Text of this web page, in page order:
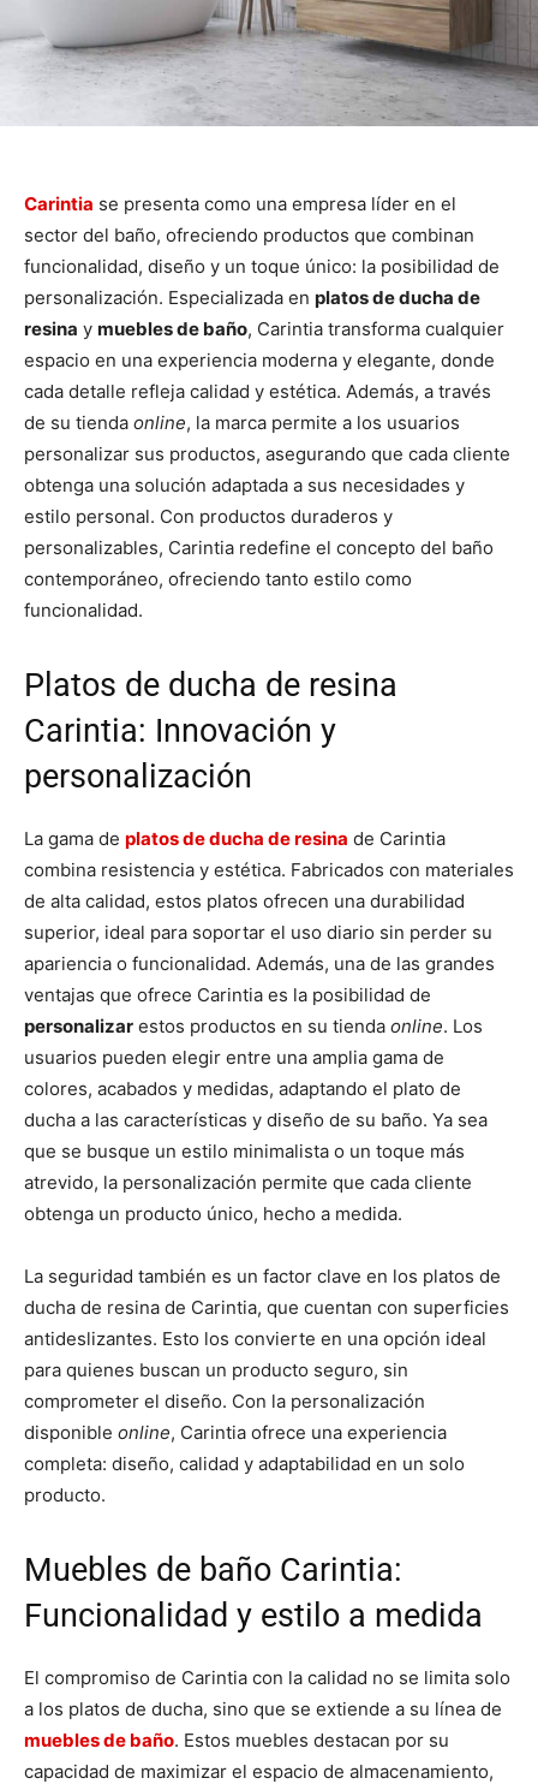
Carintia se presenta como una empresa líder en el
sector del baño, ofreciendo productos que combinan
funcionalidad, diseño y un toque único: la posibilidad de
personalización. Especializada en platos de ducha de
resina y muebles de baño, Carintia transforma cualquier
espacio en una experiencia moderna y elegante, donde
cada detalle refleja calidad y estética. Además, a través
de su tienda online, la marca permite a los usuarios
personalizar sus productos, asegurando que cada cliente
obtenga una solución adaptada a sus necesidades y
estilo personal. Con productos duraderos y
personalizables, Carintia redefine el concepto del baño
contemporáneo, ofreciendo tanto estilo como
funcionalidad.
Platos de ducha de resina
Carintia: Innovación y
personalización
La gama de platos de ducha de resina de Carintia
combina resistencia y estética. Fabricados con materiales
de alta calidad, estos platos ofrecen una durabilidad
superior, ideal para soportar el uso diario sin perder su
apariencia o funcionalidad. Además, una de las grandes
ventajas que ofrece Carintia es la posibilidad de
personalizar estos productos en su tienda online. Los
usuarios pueden elegir entre una amplia gama de
colores, acabados y medidas, adaptando el plato de
ducha a las características y diseño de su baño. Ya sea
que se busque un estilo minimalista o un toque más
atrevido, la personalización permite que cada cliente
obtenga un producto único, hecho a medida.
La seguridad también es un factor clave en los platos de
ducha de resina de Carintia, que cuentan con superficies
antideslizantes. Esto los convierte en una opción ideal
para quienes buscan un producto seguro, sin
comprometer el diseño. Con la personalización
disponible online, Carintia ofrece una experiencia
completa: diseño, calidad y adaptabilidad en un solo
producto.
Muebles de baño Carintia:
Funcionalidad y estilo a medida
El compromiso de Carintia con la calidad no se limita solo
a los platos de ducha, sino que se extiende a su línea de
muebles de baño. Estos muebles destacan por su
capacidad de maximizar el espacio de almacenamiento,